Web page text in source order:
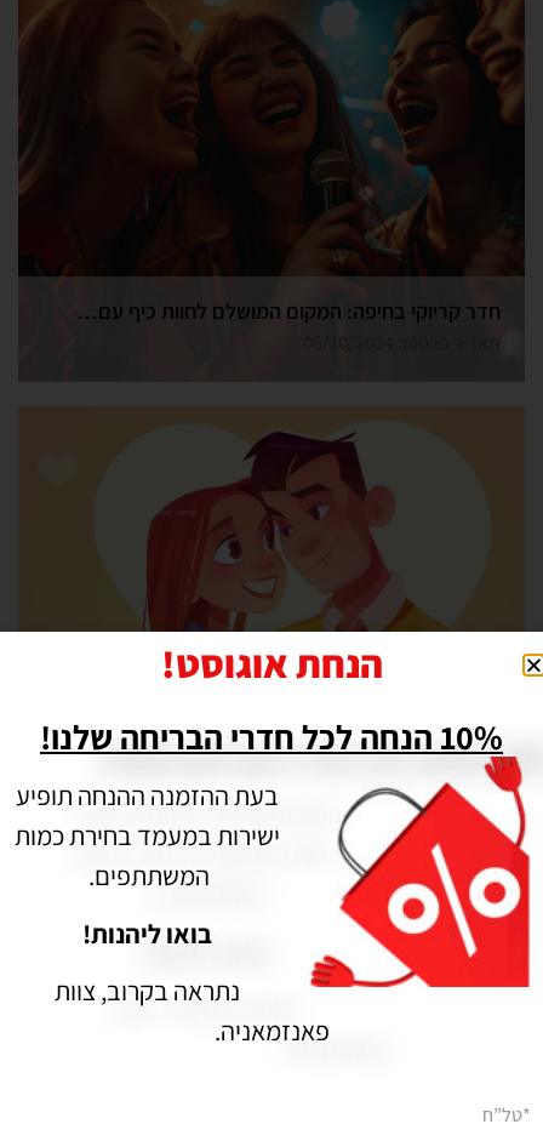
חדר קריוקי בחיפה: המקום המושלם לחוות כיף עם חברים
ערבי הכרויות בחיפה | משתה הדמים – תעלומת רצח בכל הארץ
תאריך פרסום: 16/04/2021
הנחת אוגוסט!
10% הנחה לכל חדרי הבריחה שלנו!
בעת ההזמנה ההנחה תופיע
ישירות במעמד בחירת כמות
המשתתפים.
בואו ליהנות!
נתראה בקרוב, צוות
פאנזמאניה.
*טל”ח